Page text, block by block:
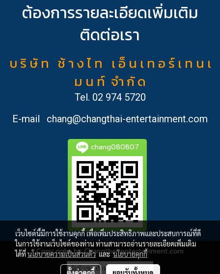
ต้องการรายละเอียดเพิ่มเติม
ติดต่อเรา
บ ริ ษั ท ช้ า ง ไ ท เ อ็ น เ ท อ ร์ เ ท น เ
ม น ท์ จำ กั ด
Tel. 02 974 5720
E-mail
chang@changthai-entertainment.com
chang080807
Copy right by Changthai-entertainment.com
ผู้เข้าชมทั้งหมด 4,557,886
เว็บไซต์นี้มีการใช้งานคุกกี้ เพื่อเพิ่มประสิทธิภาพและประสบการณ์ที่ดี
ในการใช้งานเว็บไซต์ของท่าน ท่านสามารถอ่านรายละเอียดเพิ่มเติม
ได้ที่นโยบายความเป็นส่วนตัวและนโยบายคุกกี้